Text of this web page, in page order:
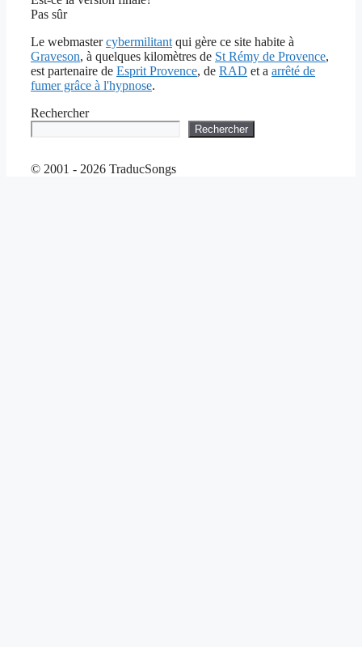
Pas sûr
Le webmastercybermilitant qui gère ce site habite à
Graveson, à quelques kilomètres de St Rémy de Provence,
est partenaire de Esprit Provence, de RAD et a arrêté de
fumer grâce à l'hypnose.
Rechercher
Rechercher
© 2001 - 2026 TraducSongs